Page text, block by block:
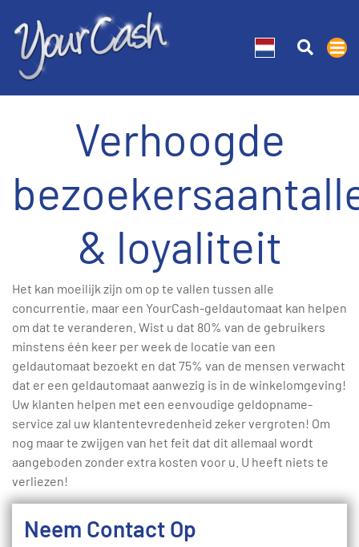
Verhoogde
& loyaliteit
Het kan moeilijk zijn om op te vallen tussen alle
concurrentie, maar een YourCash-geldautomaat kan helpen
om dat te veranderen. Wist u dat 80% van de gebruikers
minstens één keer per week de locatie van een
geldautomaat bezoekt en dat 75% van de mensen verwacht
dat er een geldautomaat aanwezig is in de winkelomgeving!
Uw klanten helpen met een eenvoudige geldopname-
service zal uw klantentevredenheid zeker vergroten! Om
nog maar te zwijgen van het feit dat dit allemaal wordt
aangeboden zonder extra kosten voor u. U heeft niets te
verliezen!
Neem Contact Op